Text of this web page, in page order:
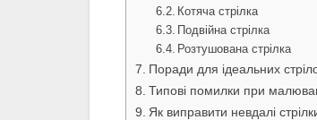
Котяча стрілка
Подвійна стрілка
Розтушована стрілка
Поради для ідеальних
Типові помилки при
Як виправити невдалі